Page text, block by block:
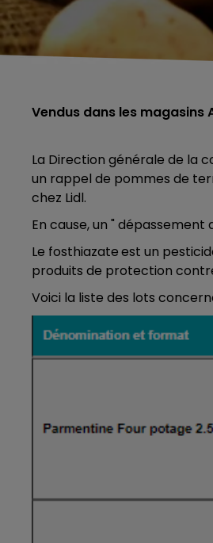
LE TICKET DE
Vendus dans les magasins
La Direction générale de la
un rappel de pommes de
chez Lidl.
En cause, un "
Le fosthiazate est un
produits de protection
Voici la liste des lots